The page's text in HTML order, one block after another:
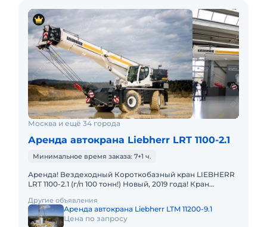
Москва и ещё 34 города
Аренда автокрана Liebherr LRT 1100-2.1
Минимальное время заказа: 7+1 ч.
Аренда! Вездеходный Короткобазный кран LIEBHERR
LRT 1100-2.1 (г/п 100 тонн!) Новый, 2019 года! Кран
бездорожью. Тех
Другие объявления
Аренда автокрана Liebherr LTM 11200-9.1
Цена по запросу